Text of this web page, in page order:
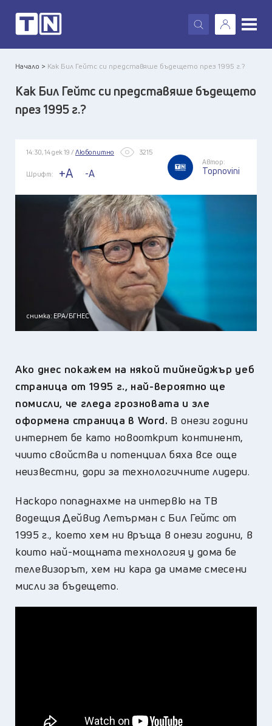
X
Начало > Как Бил Гейтс си представяше бъдещето през 1995 г.?
Как Бил Гейтс си представяше бъдещето
през 1995 г.?
14:30, 14 дек 19 / Любопитно 3215
Шрифт: +A -A
Автор:
Topnovini
снимка: ЕРА/БГНЕС
Ако днес покажем на някой тийнейджър уеб
страница от 1995 г., най-вероятно ще
помисли, че гледа грозновата и зле
оформена страница в Word. В онези години
интернет бе като новооткрит континент,
чиито свойства и потенциал бяха все още
неизвестни, дори за технологичните лидери.
Наскоро попаднахме на интервю на ТВ
водещия Дейвид Летърман с Бил Гейтс от
1995 г., което хем ни връща в онези години, в
които най-мощната технология у дома бе
телевизорът, хем ни кара да имаме смесени
мисли за бъдещето.